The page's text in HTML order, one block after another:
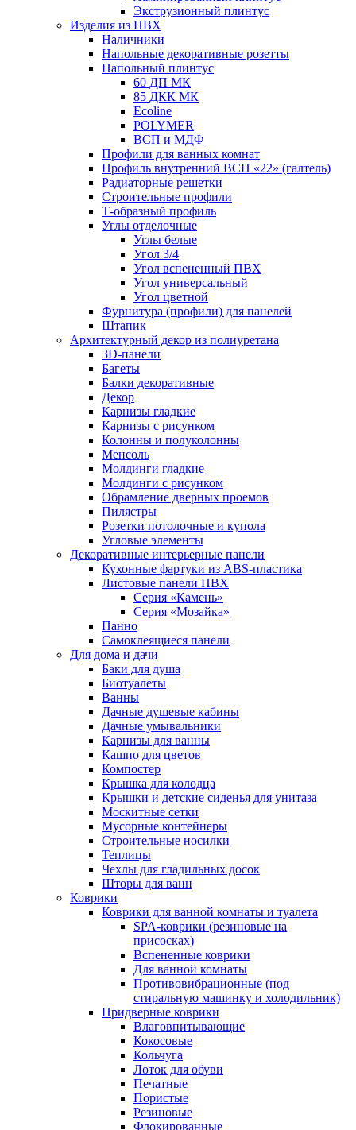
Экструзионный плинтус
Изделия из ПВХ
Наличники
Напольные декоративные розетты
Напольный плинтус
60 ДП МК
85 ДКК МК
Ecoline
POLYMER
ВСП и МДФ
Профили для ванных комнат
Профиль внутренний ВСП «22» (галтель)
Радиаторные решетки
Строительные профили
Т-образный профиль
Углы отделочные
Углы белые
Угол 3/4
Угол вспененный ПВХ
Угол универсальный
Угол цветной
Фурнитура (профили) для панелей
Штапик
Архитектурный декор из полиуретана
3D-панели
Багеты
Балки декоративные
Декор
Карнизы гладкие
Карнизы с рисунком
Колонны и полуколонны
Менсоль
Молдинги гладкие
Молдинги с рисунком
Обрамление дверных проемов
Пилястры
Розетки потолочные и купола
Угловые элементы
Декоративные интерьерные панели
Кухонные фартуки из ABS-пластика
Листовые панели ПВХ
Серия «Камень»
Серия «Мозайка»
Панно
Самоклеящиеся панели
Для дома и дачи
Баки для душа
Биотуалеты
Ванны
Дачные душевые кабины
Дачные умывальники
Карнизы для ванны
Кашпо для цветов
Компостер
Крышка для колодца
Крышки и детские сиденья для унитаза
Москитные сетки
Мусорные контейнеры
Строительные носилки
Теплицы
Чехлы для гладильных досок
Шторы для ванн
Коврики
Коврики для ванной комнаты и туалета
SPA-коврики (резиновые на
присосках)
Вспененные коврики
Для ванной комнаты
Противовибрационные (под
стиральную машинку и холодильник)
Придверные коврики
Влаговпитывающие
Кокосовые
Кольчуга
Лоток для обуви
Печатные
Пористые
Резиновые
Флокированные